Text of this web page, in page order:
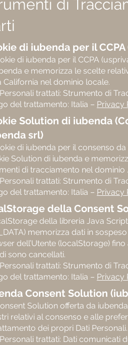
di
di iubenda per il
di iubenda per il CCPA
e memorizza le scelte
California nel dominio locale.
trattati: Strumento di
del trattamento: Italia – Privacy
Solution di iubenda
srl)
di iubenda per il consenso
Solution di iubenda e
di tracciamento nel dominio
trattati: Strumento di
del trattamento: Italia – Privacy
della Consent
della libreria Java
memorizza dati in
dell’Utente (localStorage)
sono cancellati.
trattati: Strumento di
del trattamento: Italia – Privacy
Consent Solution
Solution offerta da
relativi al consenso e alle
dei propri Dati Personali.
trattati: Dati comunicati